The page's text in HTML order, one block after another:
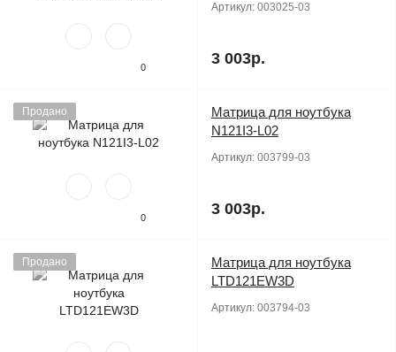
0
Артикул: 003025-03
3 003р.
Продано
0
Матрица для ноутбука
N121I3-L02
Артикул: 003799-03
3 003р.
Продано
Матрица для ноутбука
LTD121EW3D
Артикул: 003794-03